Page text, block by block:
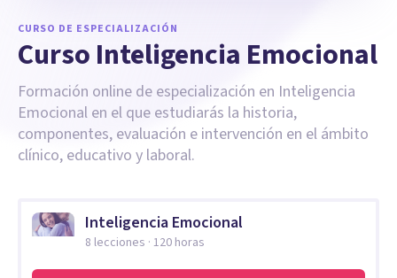
CURSO DE ESPECIALIZACIÓN
CursoInteligencia Emocional
Formación online de especialización en Inteligencia
Emocional en el que estudiarás la historia,
componentes, evaluación e intervención en el ámbito
clínico, educativo y laboral.
Inteligencia Emocional
8 lecciones · 120 horas